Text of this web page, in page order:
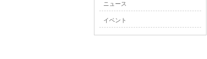
ニュース
イベント